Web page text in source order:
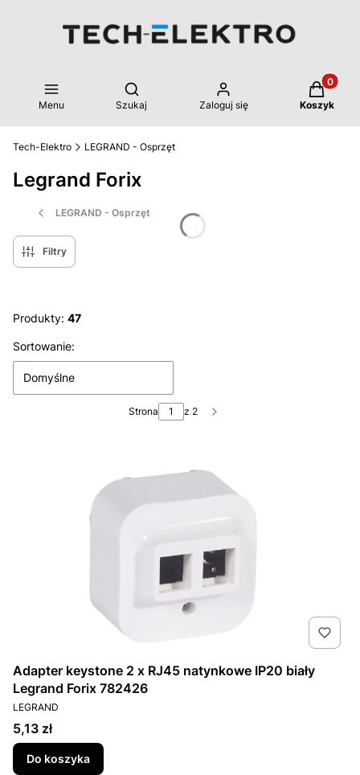
Menu
Otwórz wyszukiwarkę
Szukaj Zaloguj się Koszyk
Tech-Elektro LEGRAND - Osprzęt
Legrand Forix
LEGRAND - Osprzęt
Filtry
Produkty: 47
Lista produktów
Sortowanie:
Domyślne
Strona z 2 Następne produkty
Adapter keystone 2 x RJ45 natynkowe IP20 biały
Legrand Forix 782426
PRODUCENT
LEGRAND
Cena
5,13 zł
Do koszyka